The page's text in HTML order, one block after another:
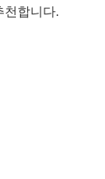
천합니다.